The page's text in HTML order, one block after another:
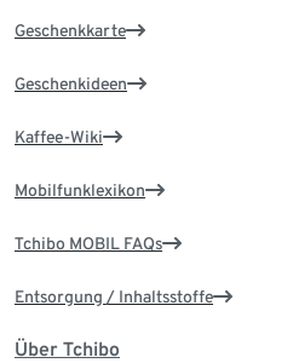
Geschenkkarte
Geschenkideen
Kaffee-Wiki
Mobilfunklexikon
Tchibo MOBIL FAQs
Entsorgung / Inhaltsstoffe
Über Tchibo